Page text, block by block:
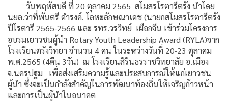
วันพฤหัสบดี ที่ 20 ตุลาคม 2565 สโมสรโรตารีตรัง นำโดย
นยล.ว่าที่พันตรี ดำรงค์. โลหะลักษณาเดช (นายกสโมสรโรตารีตรัง
ปีโรตารี 2565-2566 และ รทร.วรวิทย์ เผือกจีน เข้าร่วมโครงการ
อบรมเยาวชนผู้นำ Rotary Youth Leadership Award (RYLA)จาก
โรงเรียนตรังวิทยา จำนวน 4 คน ในระหว่างวันที่ 20-23 ตุลาคม
พ.ศ.2565 (4คืน 3วัน) ณ โรงเรียนสิรินธรราชวิทยาลัย อ.เมือง
จ.นครปฐม เพื่อส่งเสริมความรู้และประสบการณ์ให้แก่เยาวชน
ผู้นำ ซึ่งจะเป็นกำลังสำคัญในการพัฒนาท้องถิ่นให้เจริญก้าวหน้า
และการเป็นผู้นำในอนาคต